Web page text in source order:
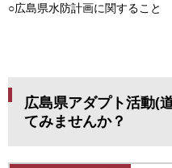
○広島県水防計画に関すること
広島県アダプト活動(
てみませんか？